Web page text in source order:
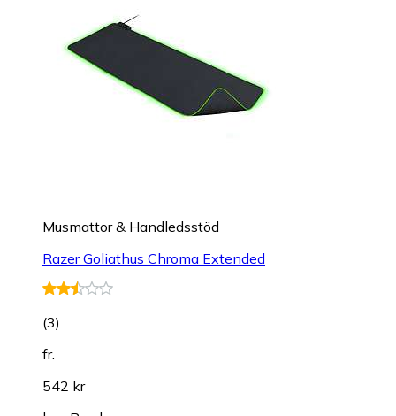
Musmattor & Handledsstöd
Razer Goliathus Chroma Extended
(3)
fr.
542 kr